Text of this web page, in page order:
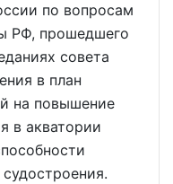
по вопросам
РФ, прошедшего
совета
в план
на повышение
в акватории